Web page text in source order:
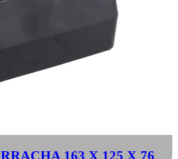
163 X 125 X 76